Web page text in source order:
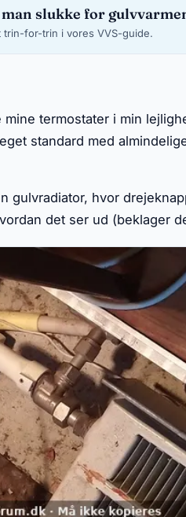
slukke for
trin-for-trin i vores VVS-guide.
termostater i min
standard med
gulvradiator, hvor
det ser ud (beklager